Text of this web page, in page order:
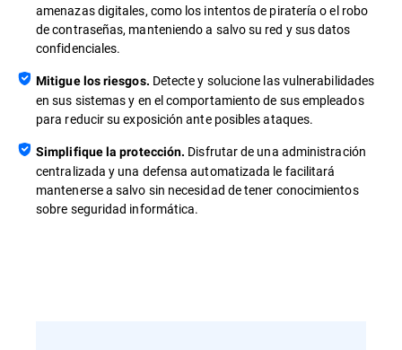
amenazas digitales, como los intentos de piratería o el robo
de contraseñas, manteniendo a salvo su red y sus datos
confidenciales.
Mitigue los riesgos. Detecte y solucione las vulnerabilidades
en sus sistemas y en el comportamiento de sus empleados
para reducir su exposición ante posibles ataques.
Simplifique la protección. Disfrutar de una administración
centralizada y una defensa automatizada le facilitará
mantenerse a salvo sin necesidad de tener conocimientos
sobre seguridad informática.